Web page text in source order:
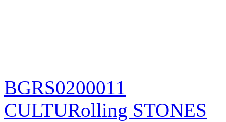
BGRS0200011
CULTURolling STONES